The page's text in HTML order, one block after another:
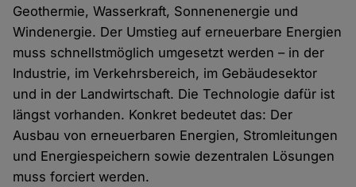
Geothermie, Wasserkraft, Sonnenenergie und
Windenergie. Der Umstieg auf erneuerbare Energien
muss schnellstmöglich umgesetzt werden – in der
Industrie, im Verkehrsbereich, im Gebäudesektor
und in der Landwirtschaft. Die Technologie dafür ist
längst vorhanden. Konkret bedeutet das: Der
Ausbau von erneuerbaren Energien, Stromleitungen
und Energiespeichern sowie dezentralen Lösungen
muss forciert werden.